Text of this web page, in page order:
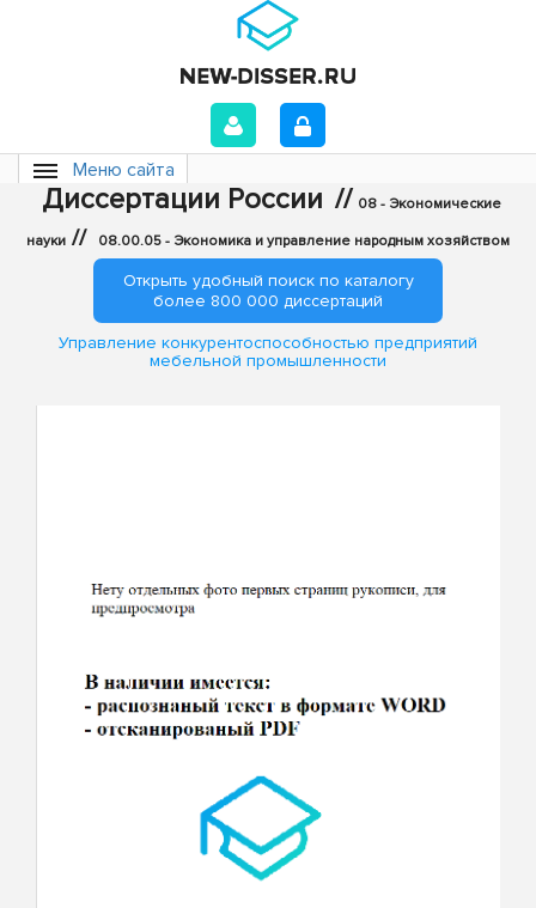
Меню сайта
Диссертации России // 08 - Экономические
науки // 08.00.05 - Экономика и управление народным хозяйством
Открыть удобный поиск по каталогу
более 800 000 диссертаций
Управление конкурентоспособностью предприятий
мебельной промышленности